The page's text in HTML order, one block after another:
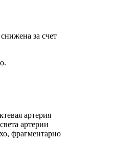
за счет
артерия
артерии
фрагментарно